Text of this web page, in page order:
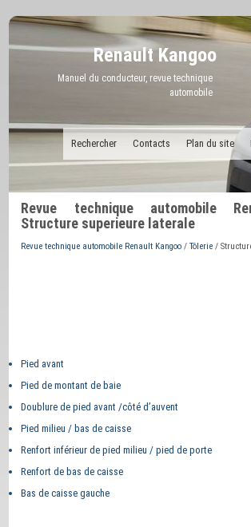
Renault Kangoo
Manuel du conducteur, revue technique
automobile
Plan du site
Contacts
Rechercher
Revue technique automobile
Structure superieure laterale
Revue technique automobile Renault Kangoo /Tôlerie /
Pied avant
Pied de montant de baie
Doublure de pied avant /côté d’auvent
Pied milieu / bas de caisse
Renfort inférieur de pied milieu / pied de porte
Renfort de bas de caisse
Bas de caisse gauche